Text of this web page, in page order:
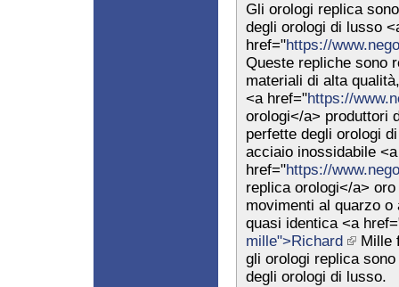
Gli orologi replica
degli orologi di lusso
href="https://
Queste repliche sono
materiali di alta
<a href="https://
orologi</a> produttori
perfette degli orologi
acciaio inossidabile <a
href="https://
replica orologi</a>
movimenti al quarzo
quasi identica <a
mille">Richard
Mille
gli orologi replica
degli orologi di lusso.